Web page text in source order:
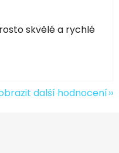
skvělé a rychlé
další hodnocení